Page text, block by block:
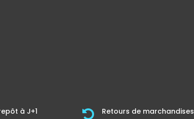
à J+1 Retours de marchandises